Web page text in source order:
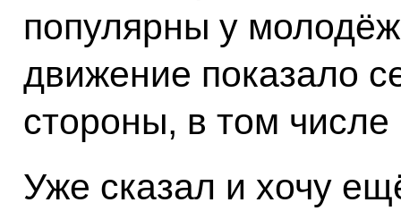
популярны у
движение показало
стороны, в том
Уже сказал и хочу